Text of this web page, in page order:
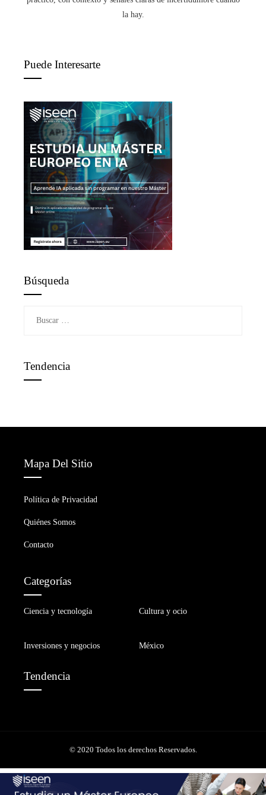
la hay.
Puede Interesarte
Búsqueda
Tendencia
Mapa Del Sitio
Política de Privacidad
Quiénes Somos
Contacto
Categorías
Ciencia y tecnología Cultura y ocio
Inversiones y negocios México
Tendencia
© 2020 Todos los derechos Reservados.